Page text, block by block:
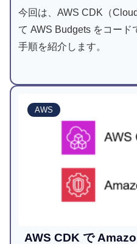
今回は、AWS CDK（
て AWS Budgets をコード
手順を紹介します。
AWS
AWS CDK で